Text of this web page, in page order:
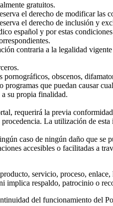
gratuitos.
el derecho de modificar las
el derecho de inclusión y
español y por estas
contraria a la legalidad
obscenos,
que puedan causar
su propia finalidad.
requerirá la previa
La utilización de
caso de ningún daño que
accesibles o facilitadas a
servicio, proceso,
implica respaldo, patrocinio o
del funcionamiento del